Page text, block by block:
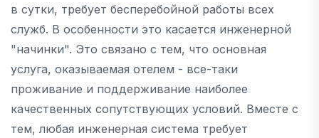
в сутки, требует бесперебойной работы всех
служб. В особенности это касается инженерной
"начинки". Это связано с тем, что основная
услуга, оказываемая отелем - все-таки
проживание и поддерживание наиболее
качественных сопутствующих условий. Вместе с
тем, любая инженерная система требует